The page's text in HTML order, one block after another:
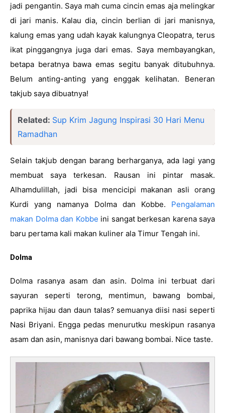
jadi pengantin. Saya mah cuma cincin emas aja melingkar
di jari manis. Kalau dia, cincin berlian di jari manisnya,
kalung emas yang udah kayak kalungnya Cleopatra, terus
ikat pinggangnya juga dari emas. Saya membayangkan,
betapa beratnya bawa emas segitu banyak ditubuhnya.
Belum anting-anting yang enggak kelihatan. Beneran
takjub saya dibuatnya!
Related: Sup Krim Jagung Inspirasi 30 Hari Menu
Ramadhan
Selain takjub dengan barang berharganya, ada lagi yang
membuat saya terkesan. Rausan ini pintar masak.
Alhamdulillah, jadi bisa mencicipi makanan asli orang
Kurdi yang namanya Dolma dan Kobbe. Pengalaman
makan Dolma dan Kobbe ini sangat berkesan karena saya
baru pertama kali makan kuliner ala Timur Tengah ini.
Dolma
Dolma rasanya asam dan asin. Dolma ini terbuat dari
sayuran seperti terong, mentimun, bawang bombai,
paprika hijau dan daun talas? semuanya diisi nasi seperti
Nasi Briyani. Engga pedas menurutku meskipun rasanya
asam dan asin, manisnya dari bawang bombai. Nice taste.